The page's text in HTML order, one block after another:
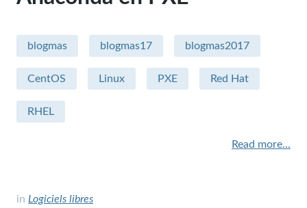
Apple - macintosh
Humour
blogmas blogmas17 blogmas2017
CentOS Linux PXE Red Hat
RHEL
Read more...
in Logiciels libres